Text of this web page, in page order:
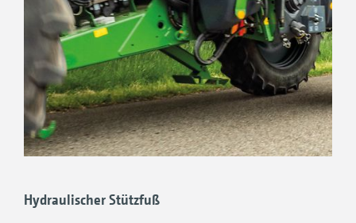
Federdämpfungselement zwischen der Deichsel und
dem Rahmen
Hydraulischer Stützfuß